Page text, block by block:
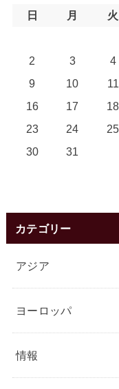
日 月 火
2
3 4
9
10 11
16
17 18
23
24 25
30
31
カテゴリー
アジア
ヨーロッパ
情報